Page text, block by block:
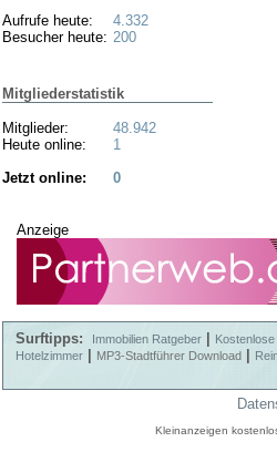
Aufrufe heute:
Besucher heute:
4.332
200
Mitgliederstatistik
Mitglieder:
Heute online:
48.942
1
Jetzt online:
0
Anzeige
Surftipps: Immobilien Ratgeber
Hotelzimmer
MP3-Stadtführer Download
Kleinanzeigen